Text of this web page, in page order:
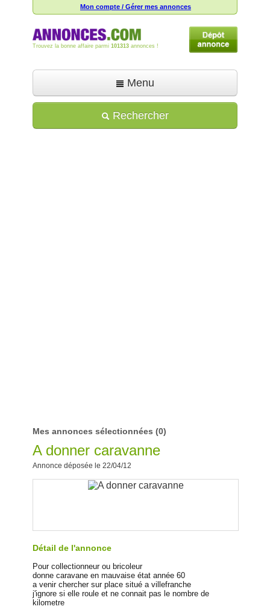
Mon compte / Gérer mes annonces
Trouvez la bonne affaire parmi 101313 annonces !
Menu
Déposer une annonce
Rechercher
Mes annonces sélectionnées (0)
A donner caravanne
Annonce déposée le 22/04/12
Détail de l'annonce
Pour collectionneur ou bricoleur
donne caravane en mauvaise état année 60
a venir chercher sur place situé a villefranche
j'ignore si elle roule et ne connait pas le nombre de
kilometre